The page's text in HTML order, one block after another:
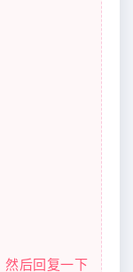
然后回复一下